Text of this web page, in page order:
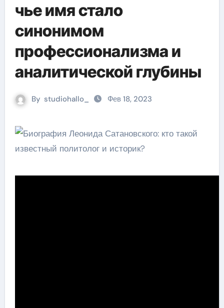
чье имя стало
синонимом
профессионализма и
аналитической глубины
By studiohallo_ Фев 18, 2023